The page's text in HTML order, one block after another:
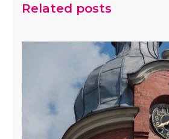
Related posts